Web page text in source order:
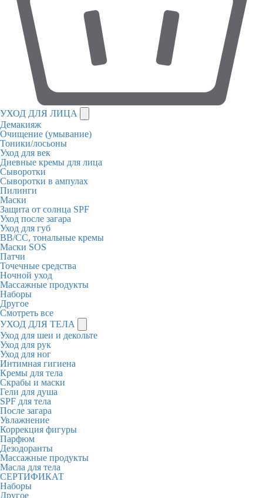
УХОД ДЛЯ ЛИЦА
Демакияж
Очищение (умывание)
Тоники/лосьоны
Уход для век
Дневные кремы для лица
Сыворотки
Сыворотки в ампулах
Пилинги
Маски
Защита от солнца SPF
Уход после загара
Уход для губ
BB/CC, тональные кремы
Маски SOS
Патчи
Точечные средства
Ночной уход
Массажные продукты
Наборы
Другое
Смотреть все
УХОД ДЛЯ ТЕЛА
Уход для шеи и декольте
Уход для рук
Уход для ног
Интимная гигиена
Кремы для тела
Скрабы и маски
Гели для душа
SPF для тела
После загара
Увлажнение
Коррекция фигуры
Парфюм
Дезодоранты
Массажные продукты
Масла для тела
СЕРТИФИКАТ
Наборы
Другое